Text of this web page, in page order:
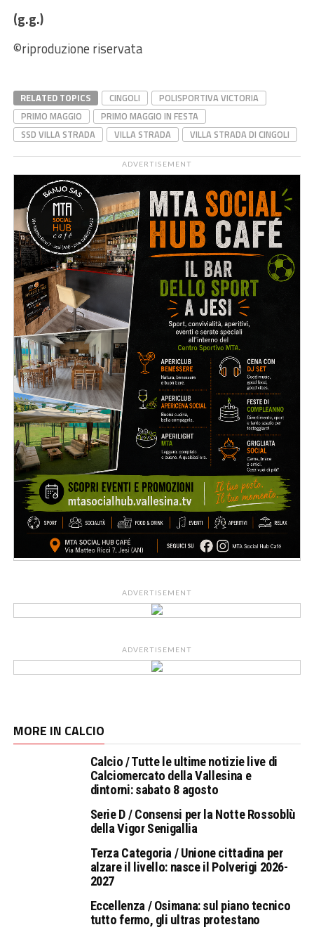
(g.g.)
©riproduzione riservata
RELATED TOPICS CINGOLI
POLISPORTIVA VICTORIA
PRIMO MAGGIO
PRIMO MAGGIO IN FESTA
SSD VILLA STRADA
VILLA STRADA VILLA STRADA DI CINGOLI
ADVERTISEMENT
ADVERTISEMENT
ADVERTISEMENT
MORE IN CALCIO
Calcio / Tutte le ultime notizie live di
Calciomercato della Vallesina e
dintorni: sabato 8 agosto
Serie D / Consensi per la Notte Rossoblù
della Vigor Senigallia
Terza Categoria / Unione cittadina per
alzare il livello: nasce il Polverigi 2026-
2027
Eccellenza / Osimana: sul piano tecnico
tutto fermo, gli ultras protestano